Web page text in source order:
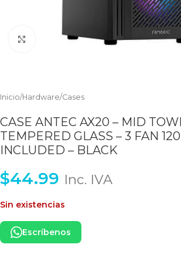
Clic para ampliar
Inicio/Hardware/Cases
CASE ANTEC AX20 – MID
TEMPERED GLASS – 3 FAN
INCLUDED – BLACK
$44.99 Inc. IVA
Sin existencias
Escríbenos